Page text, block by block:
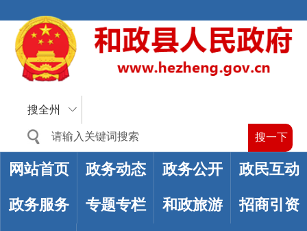
搜全州
网站首页 政务动态 政务公开 政民互动
政务服务 专题专栏 和政旅游 招商引资